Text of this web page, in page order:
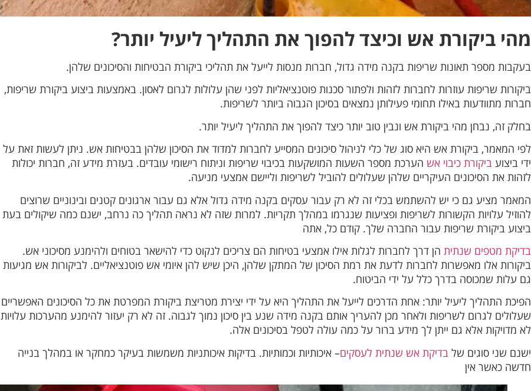
מהי ביקורת אש וכיצד להפוך את התהליך ליעיל יותר?
בעקבות מספר תאונות שריפות בקנה מידה גדול, חברות מנסות לייעל את תהליכי ביקורת הבטיחות והסיכונים שלהן.
ביקורות שריפות עוזרות לחברות לזהות ולפתור סכנות פוטנציאליות לפני שהן עלולות לגרום לאסון. באמצעות ביצוע ביקורת שריפות,
חברות מתוודעות באילו תחומי פעילותן נמצאים בסיכון הגבוה ביותר לשריפות.
בחלק זה, נבחן מהי ביקורת אש ונבין טוב יותר כיצד להפוך את התהליך ליעיל יותר.
לפי המאמר, ביקורת אש היא סוג של כלי לניהול סיכונים המסייע לחברות למדוד את הסיכון שלהן בבטיחות אש. ניתן לעשות זאת על
ידי ביצוע ביקורת כיבוי אש הערכת מספר השעות המושקעות בכיבוי שריפות וניתוח רישומי עובדים. בעזרת מידע זה, חברות יכולות
לזהות את הסיכונים העיקריים שלהן שעלולים להוביל לשריפות וליישם אמצעי מניעה.
המאמר מציע גם כי יש להשתמש בכלי זה לא רק עבור עסקים בקנה מידה גדול אלא גם עבור ארגונים קטנים ובינוניים שרוצים
להוזיל עלויות הקשורות לשריפות ופציעות שנגרמו במהלך תקריות. למרות שזה לא נראה תהליך כה נרחב, ישנם כמה שיקולים בעת
ביצוע ביקורת שריפות עבור החברה שלך. קודם כל, אתה
בדיקת מטפים שנתית הן דרך לחברות לגלות אילו אמצעי בטיחות הם צריכים לנקוט כדי להישאר בטוחים ולהימנע מסיכוני אש.
ביקורות אלו מאפשרות לחברות לדעת את רמת הסיכון של המתקן שלהן, היכן שיש להן איומי אש פוטנציאליים. לביקורות אש מגיעות
גם עלות שמכוסה בדרך כלל על ידי הביטוח.
הפיכת התהליך ליעיל יותר: אחת הדרכים לייעל את התהליך היא על ידי יצירת מטריצת ביקורת המפרטת את כל הסיכונים האפשריים
שעלולים לגרום לשריפות ולאחר מכן להעריך אותם בקנה מידה שנע בין סיכון נמוך לגבוה. זה לא רק יעזור להימנע מהערכות עלויות
לא מדויקות אלא גם ייתן לך מידע ברור על כמה עולה לטפל בסיכונים אלה.
ישנם שני סוגים של בדיקת אש שנתית לעסקים– איכותיות וכמותיות. בדיקות איכותניות משמשות בעיקר כמחקר או במהלך בנייה
חדשה כאשר אין